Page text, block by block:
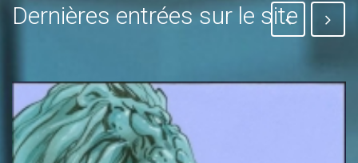
Dernières entrées sur le site